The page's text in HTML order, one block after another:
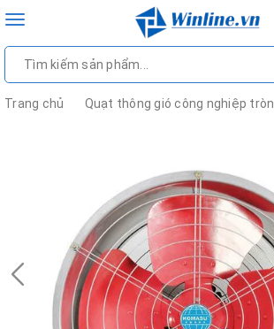
Toggle
Trang chủ Quạt thông gió công nghiệp tròn